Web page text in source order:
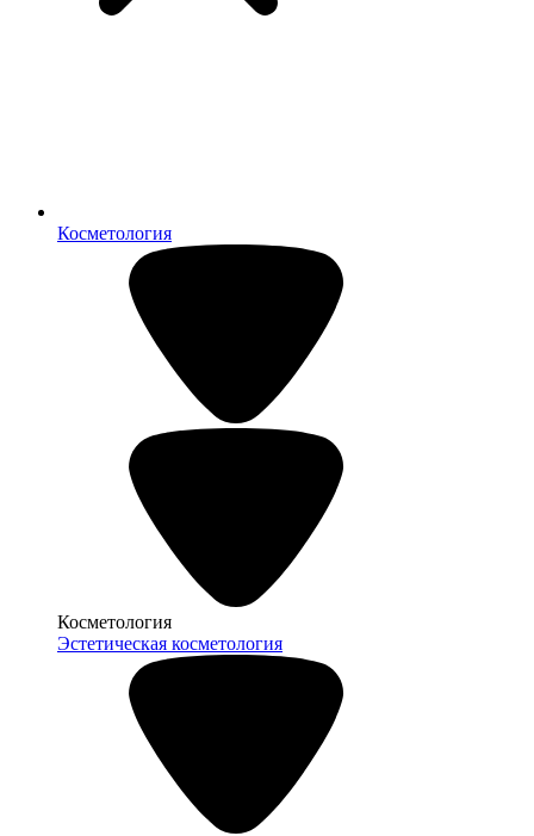
Косметология
Косметология
Эстетическая косметология